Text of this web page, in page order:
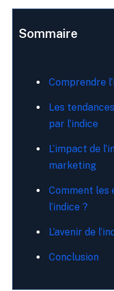
Sommaire
Comprendre
Les
par l’indice
L’impact de
marketing
Comment les
l’indice ?
L’avenir de
Conclusion